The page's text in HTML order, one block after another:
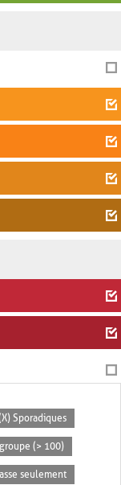
Sporadiques
(> 100)
seulement